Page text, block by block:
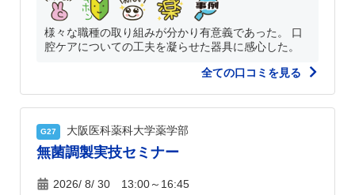
様々な職種の取り組みが分かり有意義であった。 口
腔ケアについての工夫を凝らせた器具に感心した。
全ての口コミを見る
G27 大阪医科薬科大学薬学部
無菌調製実技セミナー
2026/ 8/ 30 13:00～16:45